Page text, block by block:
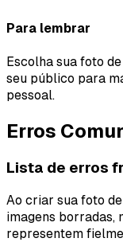
Para lembrar
Escolha sua foto
seu público para
pessoal.
Erros
Lista de erros
Ao criar sua foto
imagens borradas,
representem